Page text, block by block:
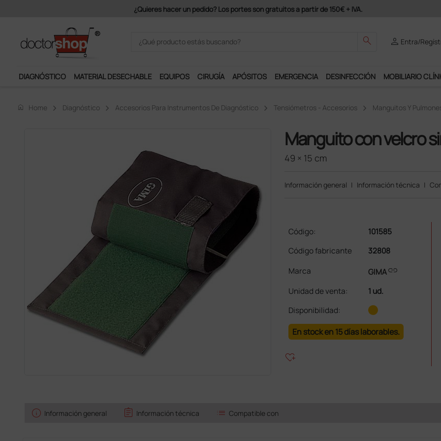
Únete al programa Ds Plus y podrás disfrutar de muchos servicios exclusivos.
search person Entra/
DIAGNÓSTICO MATERIAL DESECHABLE EQUIPOS CIRUGÍA APÓSITOS EMERGENCIA DESINFECCIÓN MOBILIARIO
home Home Diagnóstico Accesorios Para Instrumentos De Diagnóstico Tensiómetros - Accesorios Manguitos Y
Manguito con velcro
49 × 15 cm
Información general | Información técnica |
Código:
101585
Código fabricante
32808
Marca
GIMAlink
Unidad de venta:
1 ud.
Disponibilidad:
En stock en 15 días laborables.
heart_plus
info Información general assignment Información técnica list Compatible con